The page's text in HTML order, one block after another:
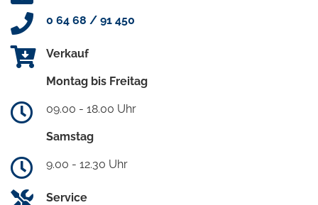
0 64 68 / 91 450
Verkauf
Montag bis Freitag
09.00 - 18.00 Uhr
Samstag
9.00 - 12.30 Uhr
Service